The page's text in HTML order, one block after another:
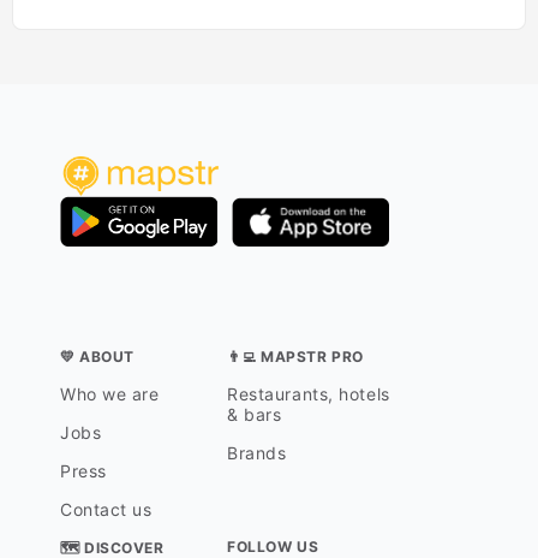
💛 ABOUT
Who we are
Jobs
Press
Contact us
👨‍💻 MAPSTR PRO
Restaurants, hotels
& bars
Brands
🗺 DISCOVER FOLLOW US